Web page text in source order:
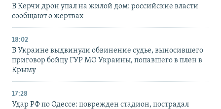
В Керчи дрон упал на жилой дом: российские власти
сообщают о жертвах
18:02
В Украине выдвинули обвинение судье, выносившего
приговор бойцу ГУР МО Украины, попавшего в плен в
Крыму
17:28
Удар РФ по Одессе: поврежден стадион, пострадал